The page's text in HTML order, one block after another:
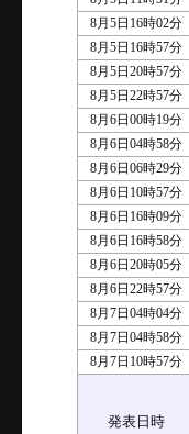
8月5日16時02分
8月5日16時57分
8月5日20時57分
8月5日22時57分
8月6日00時19分
8月6日04時58分
8月6日06時29分
8月6日10時57分
8月6日16時09分
8月6日16時58分
8月6日20時05分
8月6日22時57分
8月7日04時04分
8月7日04時58分
8月7日10時57分
発表日時